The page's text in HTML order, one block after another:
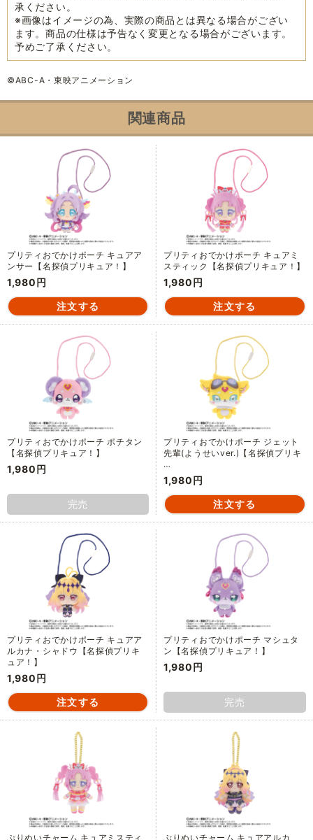
承ください。
※画像はイメージの為、実際の商品とは異なる場合がござい
ます。商品の仕様は予告なく変更となる場合がございます。
予めご了承ください。
©ABC-A・東映アニメーション
関連商品
プリティおでかけポーチ キュアア
ンサー【名探偵プリキュア！】
1,980円
プリティおでかけポーチ キュアミ
スティック【名探偵プリキュア！】
1,980円
プリティおでかけポーチ ポチタン
【名探偵プリキュア！】
1,980円
完売
プリティおでかけポーチ ジェット
先輩(ようせいver.)【名探偵プリキ
…
1,980円
プリティおでかけポーチ キュアア
ルカナ・シャドウ【名探偵プリキ
ュア！】
1,980円
プリティおでかけポーチ マシュタ
ン【名探偵プリキュア！】
1,980円
完売
ぷりぬいチャーム キュアミスティ ぷりぬいチャーム キュアアルカ